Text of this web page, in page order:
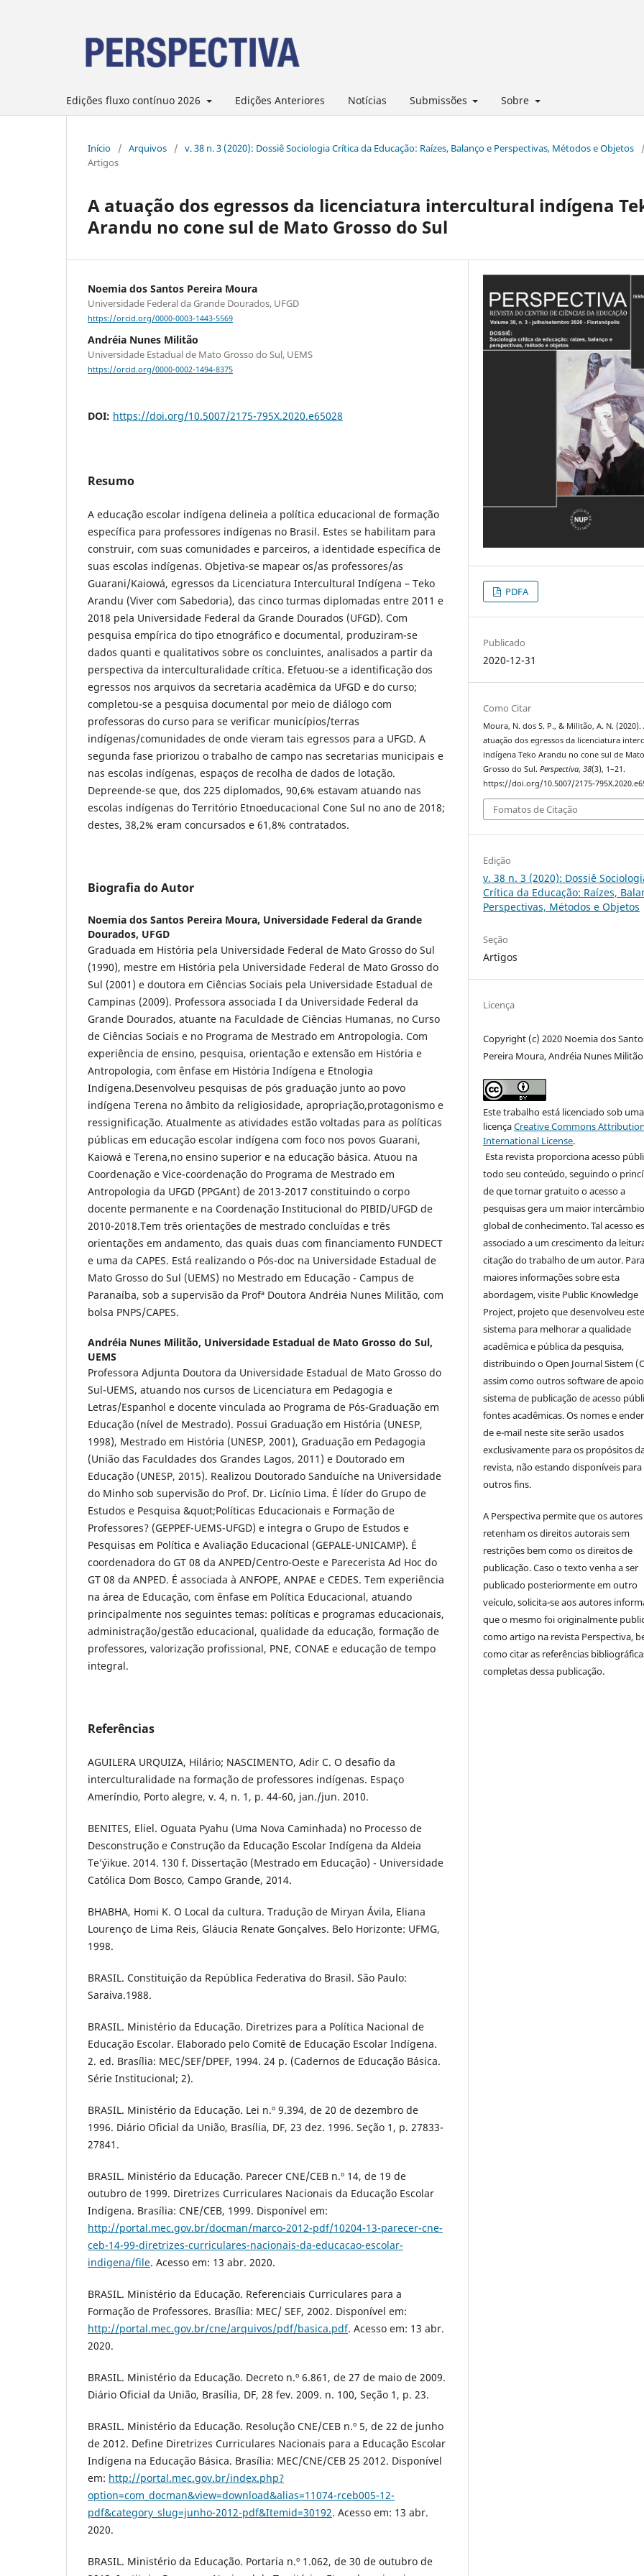
Edições fluxo contínuo 2026 Edições Anteriores Notícias Submissões Sobre
Início / Arquivos / v. 38 n. 3 (2020): Dossiê Sociologia Crítica da Educação: Raízes, Balanço e Perspectivas, Métodos e Objetos
/
Artigos
A atuação dos egressos da licenciatura intercultural indígena
Arandu no cone sul de Mato Grosso do Sul
Noemia dos Santos Pereira Moura
Universidade Federal da Grande Dourados, UFGD
https://orcid.org/0000-0003-1443-5569
Andréia Nunes Militão
Universidade Estadual de Mato Grosso do Sul, UEMS
https://orcid.org/0000-0002-1494-8375
DOI: https://doi.org/10.5007/2175-795X.2020.e65028
Resumo
A educação escolar indígena delineia a política educacional de formação
específica para professores indígenas no Brasil. Estes se habilitam para
construir, com suas comunidades e parceiros, a identidade específica de
suas escolas indígenas. Objetiva-se mapear os/as professores/as
Guarani/Kaiowá, egressos da Licenciatura Intercultural Indígena – Teko
Arandu (Viver com Sabedoria), das cinco turmas diplomadas entre 2011 e
2018 pela Universidade Federal da Grande Dourados (UFGD). Com
pesquisa empírica do tipo etnográfico e documental, produziram-se
dados quanti e qualitativos sobre os concluintes, analisados a partir da
perspectiva da interculturalidade crítica. Efetuou-se a identificação dos
egressos nos arquivos da secretaria acadêmica da UFGD e do curso;
completou-se a pesquisa documental por meio de diálogo com
professoras do curso para se verificar municípios/terras
indígenas/comunidades de onde vieram tais egressos para a UFGD. A
segunda fase priorizou o trabalho de campo nas secretarias municipais e
nas escolas indígenas, espaços de recolha de dados de lotação.
Depreende-se que, dos 225 diplomados, 90,6% estavam atuando nas
escolas indígenas do Território Etnoeducacional Cone Sul no ano de 2018;
destes, 38,2% eram concursados e 61,8% contratados.
Biografia do Autor
Noemia dos Santos Pereira Moura, Universidade Federal da Grande
Dourados, UFGD
Graduada em História pela Universidade Federal de Mato Grosso do Sul
(1990), mestre em História pela Universidade Federal de Mato Grosso do
Sul (2001) e doutora em Ciências Sociais pela Universidade Estadual de
Campinas (2009). Professora associada I da Universidade Federal da
Grande Dourados, atuante na Faculdade de Ciências Humanas, no Curso
de Ciências Sociais e no Programa de Mestrado em Antropologia. Com
experiência de ensino, pesquisa, orientação e extensão em História e
Antropologia, com ênfase em História Indígena e Etnologia
Indígena.Desenvolveu pesquisas de pós graduação junto ao povo
indígena Terena no âmbito da religiosidade, apropriação,protagonismo e
ressignificação. Atualmente as atividades estão voltadas para as políticas
públicas em educação escolar indígena com foco nos povos Guarani,
Kaiowá e Terena,no ensino superior e na educação básica. Atuou na
Coordenação e Vice-coordenação do Programa de Mestrado em
Antropologia da UFGD (PPGAnt) de 2013-2017 constituindo o corpo
docente permanente e na Coordenação Institucional do PIBID/UFGD de
2010-2018.Tem três orientações de mestrado concluídas e três
orientações em andamento, das quais duas com financiamento FUNDECT
e uma da CAPES. Está realizando o Pós-doc na Universidade Estadual de
Mato Grosso do Sul (UEMS) no Mestrado em Educação - Campus de
Paranaíba, sob a supervisão da Profª Doutora Andréia Nunes Militão, com
bolsa PNPS/CAPES.
Andréia Nunes Militão, Universidade Estadual de Mato Grosso do Sul,
UEMS
Professora Adjunta Doutora da Universidade Estadual de Mato Grosso do
Sul-UEMS, atuando nos cursos de Licenciatura em Pedagogia e
Letras/Espanhol e docente vinculada ao Programa de Pós-Graduação em
Educação (nível de Mestrado). Possui Graduação em História (UNESP,
1998), Mestrado em História (UNESP, 2001), Graduação em Pedagogia
(União das Faculdades dos Grandes Lagos, 2011) e Doutorado em
Educação (UNESP, 2015). Realizou Doutorado Sanduíche na Universidade
do Minho sob supervisão do Prof. Dr. Licínio Lima. É líder do Grupo de
Estudos e Pesquisa &quot;Políticas Educacionais e Formação de
Professores? (GEPPEF-UEMS-UFGD) e integra o Grupo de Estudos e
Pesquisas em Política e Avaliação Educacional (GEPALE-UNICAMP). É
coordenadora do GT 08 da ANPED/Centro-Oeste e Parecerista Ad Hoc do
GT 08 da ANPED. É associada à ANFOPE, ANPAE e CEDES. Tem experiência
na área de Educação, com ênfase em Política Educacional, atuando
principalmente nos seguintes temas: políticas e programas educacionais,
administração/gestão educacional, qualidade da educação, formação de
professores, valorização profissional, PNE, CONAE e educação de tempo
integral.
Referências
AGUILERA URQUIZA, Hilário; NASCIMENTO, Adir C. O desafio da
interculturalidade na formação de professores indígenas. Espaço
Ameríndio, Porto alegre, v. 4, n. 1, p. 44-60, jan./jun. 2010.
BENITES, Eliel. Oguata Pyahu (Uma Nova Caminhada) no Processo de
Desconstrução e Construção da Educação Escolar Indígena da Aldeia
Te’ýikue. 2014. 130 f. Dissertação (Mestrado em Educação) - Universidade
Católica Dom Bosco, Campo Grande, 2014.
BHABHA, Homi K. O Local da cultura. Tradução de Miryan Ávila, Eliana
Lourenço de Lima Reis, Gláucia Renate Gonçalves. Belo Horizonte: UFMG,
1998.
BRASIL. Constituição da República Federativa do Brasil. São Paulo:
Saraiva.1988.
BRASIL. Ministério da Educação. Diretrizes para a Política Nacional de
Educação Escolar. Elaborado pelo Comitê de Educação Escolar Indígena.
2. ed. Brasília: MEC/SEF/DPEF, 1994. 24 p. (Cadernos de Educação Básica.
Série Institucional; 2).
BRASIL. Ministério da Educação. Lei n.º 9.394, de 20 de dezembro de
1996. Diário Oficial da União, Brasília, DF, 23 dez. 1996. Seção 1, p. 27833-
27841.
BRASIL. Ministério da Educação. Parecer CNE/CEB n.º 14, de 19 de
outubro de 1999. Diretrizes Curriculares Nacionais da Educação Escolar
Indígena. Brasília: CNE/CEB, 1999. Disponível em:
http://portal.mec.gov.br/docman/marco-2012-pdf/10204-13-parecer-cne-
ceb-14-99-diretrizes-curriculares-nacionais-da-educacao-escolar-
indigena/file. Acesso em: 13 abr. 2020.
BRASIL. Ministério da Educação. Referenciais Curriculares para a
Formação de Professores. Brasília: MEC/ SEF, 2002. Disponível em:
http://portal.mec.gov.br/cne/arquivos/pdf/basica.pdf. Acesso em: 13 abr.
2020.
BRASIL. Ministério da Educação. Decreto n.º 6.861, de 27 de maio de 2009.
Diário Oficial da União, Brasília, DF, 28 fev. 2009. n. 100, Seção 1, p. 23.
BRASIL. Ministério da Educação. Resolução CNE/CEB n.º 5, de 22 de junho
de 2012. Define Diretrizes Curriculares Nacionais para a Educação Escolar
Indígena na Educação Básica. Brasília: MEC/CNE/CEB 25 2012. Disponível
em: http://portal.mec.gov.br/index.php?
option=com_docman&view=download&alias=11074-rceb005-12-
pdf&category_slug=junho-2012-pdf&Itemid=30192. Acesso em: 13 abr.
2020.
BRASIL. Ministério da Educação. Portaria n.º 1.062, de 30 de outubro de
PDFA
Publicado
2020-12-31
Como Citar
Moura, N. dos S. P., & Militão, A. N. (2020).
atuação dos egressos da licenciatura
indígena Teko Arandu no cone sul de Mato
Grosso do Sul.Perspectiva,38(3), 1–21.
https://doi.org/10.5007/2175-
Fomatos de Citação
Edição
v. 38 n. 3 (2020): Dossiê
Crítica da Educação: Raízes,
Perspectivas, Métodos e Objetos
Seção
Artigos
Licença
Copyright (c) 2020 Noemia dos
Pereira Moura, Andréia Nunes Militão
Este trabalho está licenciado sob uma
licençaCreative Commons
International License.
Esta revista proporciona acesso
todo seu conteúdo, seguindo o
de que tornar gratuito o acesso a
pesquisas gera um maior intercâmbio
global de conhecimento. Tal acesso
associado a um crescimento da
citação do trabalho de um autor. Para
maiores informações sobre esta
abordagem, visite Public Knowledge
Project, projeto que desenvolveu este
sistema para melhorar a qualidade
acadêmica e pública da pesquisa,
distribuindo o Open Journal Sistem
assim como outros software de
sistema de publicação de acesso
fontes acadêmicas. Os nomes e
de e-mail neste site serão usados
exclusivamente para os propósitos
revista, não estando disponíveis para
outros fins.
A Perspectiva permite que os autores
retenham os direitos autorais sem
restrições bem como os direitos de
publicação. Caso o texto venha a ser
publicado posteriormente em outro
veículo, solicita-se aos autores
que o mesmo foi originalmente
como artigo na revista Perspectiva,
como citar as referências
completas dessa publicação.